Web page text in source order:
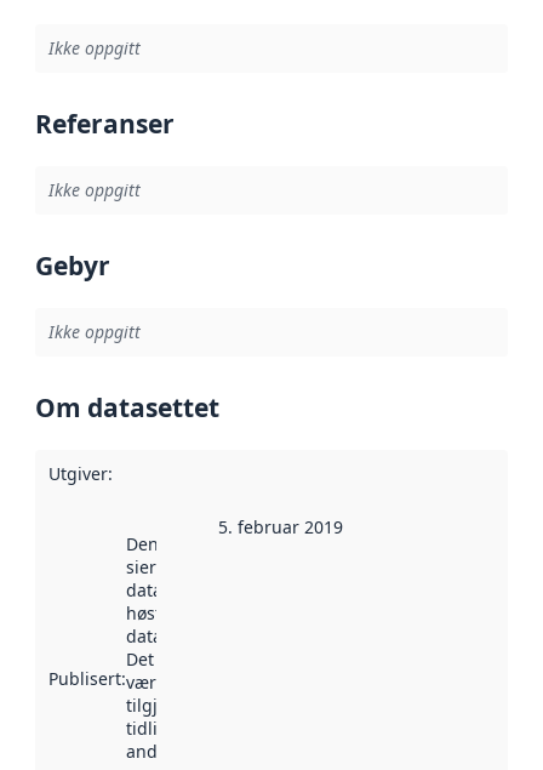
Ikke oppgitt
Referanser
Ikke oppgitt
Gebyr
Ikke oppgitt
Om datasettet
Utgiver:
Publisert:
Denne datoen
sier når
datasettet ble
høstet av
data.norge.no.
Det kan ha
vært
tilgjengelig
tidligere
andre steder.
5. februar 2019